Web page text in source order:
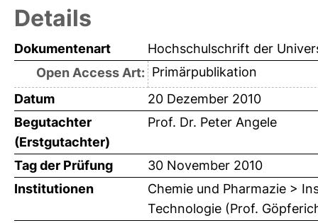
Details
Dokumentenart
Hochschulschrift der
Open Access Art: Primärpublikation
Datum
20 Dezember 2010
Begutachter
(Erstgutachter)
Prof. Dr. Peter Angele
Tag der Prüfung
30 November 2010
Institutionen
Chemie und Pharmazie >
Technologie (Prof.